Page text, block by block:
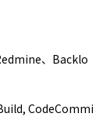
、Backlo
CodeCommi